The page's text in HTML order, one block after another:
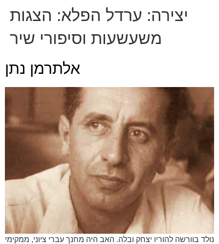
יצירה: ערדל הפלא: הצגות
משעשעות וסיפורי שיר
אלתרמן נתן
נולד בוורשה להוריו יצחק ובלה. האב היה מחנך עברי ציוני, ממקימי